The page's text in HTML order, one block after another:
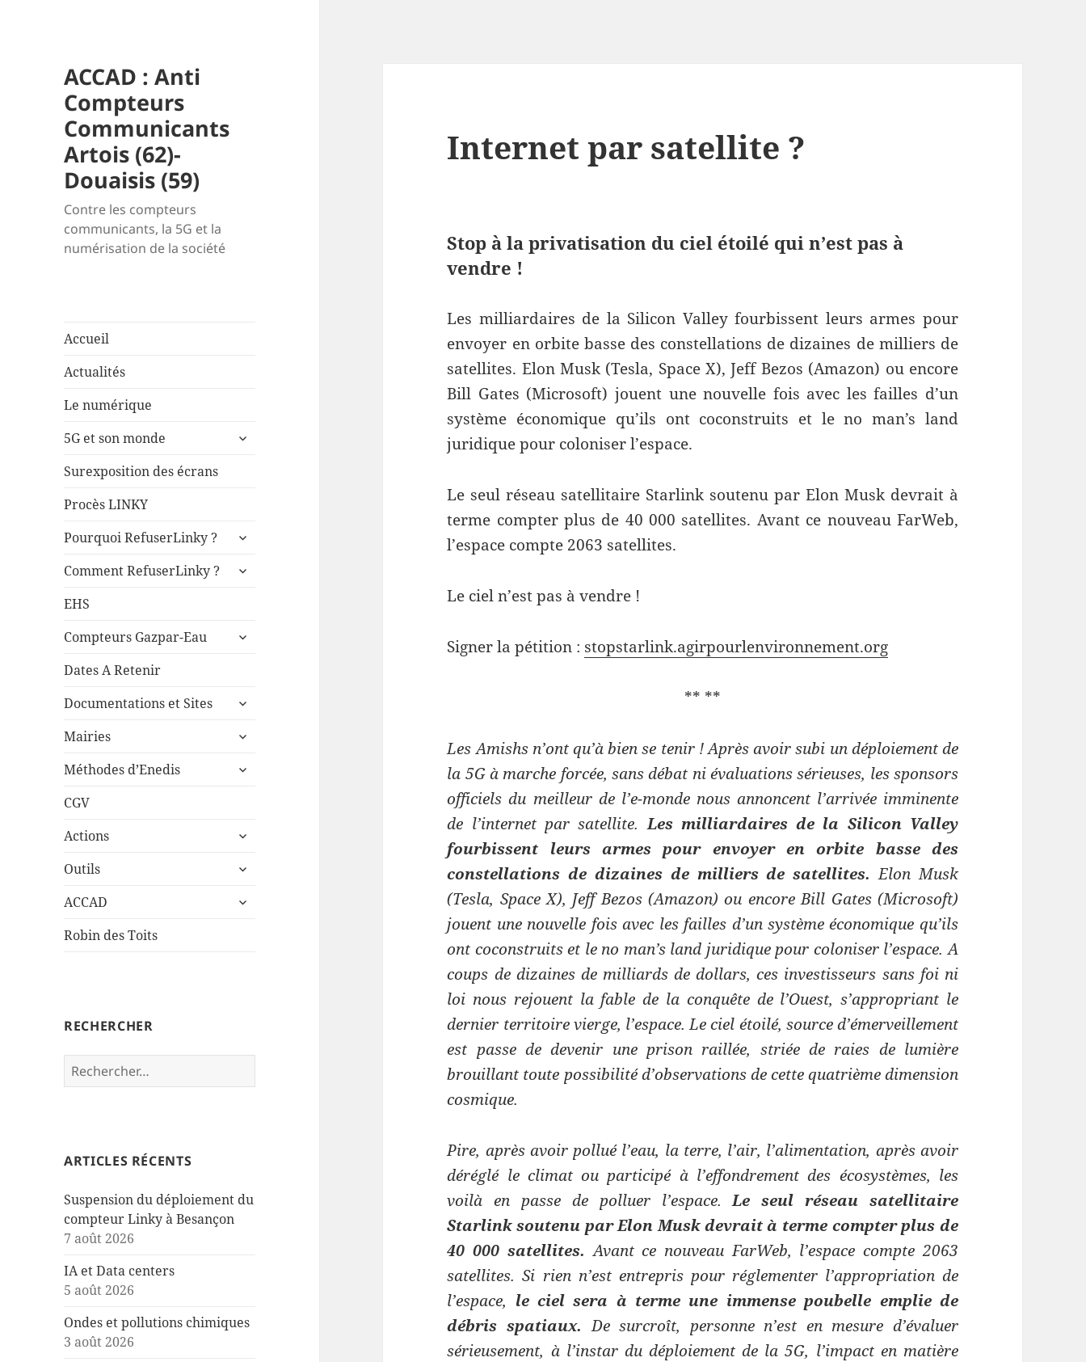
ACCAD : Anti
Compteurs
Communicants
Artois (62)-
Douaisis (59)
Contre les compteurs
communicants, la 5G et la
numérisation de la société
Accueil
Actualités
Le numérique
5G et son monde
ouvrir
Surexposition des écrans
Procès LINKY
Pourquoi RefuserLinky ?
ouvrir
sous-
Comment RefuserLinky ?
ouvrir
EHS
Compteurs Gazpar-Eau
ouvrir
Dates A Retenir
Documentations et Sites
ouvrir
sous-
Mairies
ouvrir
sous-
Méthodes d’Enedis
ouvrir
CGV
Actions
ouvrir
sous-
Outils
ouvrir
sous-
ACCAD
ouvrir
Robin des Toits
RECHERCHER
Rechercher :
ARTICLES RÉCENTS
Suspension du déploiement du
compteur Linky à Besançon
7 août 2026
IA et Data centers
5 août 2026
Ondes et pollutions chimiques
3 août 2026
Internet par satellite ?
Stop à la privatisation du ciel étoilé qui n’est pas à
vendre !
Les milliardaires de la Silicon Valley fourbissent leurs armes pour
envoyer en orbite basse des constellations de dizaines de milliers de
satellites. Elon Musk (Tesla, Space X), Jeff Bezos (Amazon) ou encore
Bill Gates (Microsoft) jouent une nouvelle fois avec les failles d’un
système économique qu’ils ont coconstruits et le no man’s land
juridique pour coloniser l’espace.
Le seul réseau satellitaire Starlink soutenu par Elon Musk devrait à
terme compter plus de 40 000 satellites. Avant ce nouveau FarWeb,
l’espace compte 2063 satellites.
Le ciel n’est pas à vendre !
Signer la pétition : stopstarlink.agirpourlenvironnement.org
** **
Les Amishs n’ont qu’à bien se tenir ! Après avoir subi un déploiement de
la 5G à marche forcée, sans débat ni évaluations sérieuses, les sponsors
officiels du meilleur de l’e-monde nous annoncent l’arrivée imminente
de l’internet par satellite.Les milliardaires de la Silicon Valley
fourbissent leurs armes pour envoyer en orbite basse des
constellations de dizaines de milliers de satellites. Elon Musk
(Tesla, Space X), Jeff Bezos (Amazon) ou encore Bill Gates (Microsoft)
jouent une nouvelle fois avec les failles d’un système économique qu’ils
ont coconstruits et le no man’s land juridique pour coloniser l’espace. A
coups de dizaines de milliards de dollars, ces investisseurs sans foi ni
loi nous rejouent la fable de la conquête de l’Ouest, s’appropriant le
dernier territoire vierge, l’espace. Le ciel étoilé, source d’émerveillement
est passe de devenir une prison raillée, striée de raies de lumière
brouillant toute possibilité d’observations de cette quatrième dimension
cosmique.
Pire, après avoir pollué l’eau, la terre, l’air, l’alimentation, après avoir
déréglé le climat ou participé à l’effondrement des écosystèmes, les
voilà en passe de polluer l’espace.Le seul réseau satellitaire
Starlink soutenu par Elon Musk devrait à terme compter plus de
40 000 satellites. Avant ce nouveau FarWeb, l’espace compte 2063
satellites. Si rien n’est entrepris pour réglementer l’appropriation de
l’espace, le ciel sera à terme une immense poubelle emplie de
débris spatiaux. De surcroît, personne n’est en mesure d’évaluer
sérieusement, à l’instar du déploiement de la 5G, l’impact en matière